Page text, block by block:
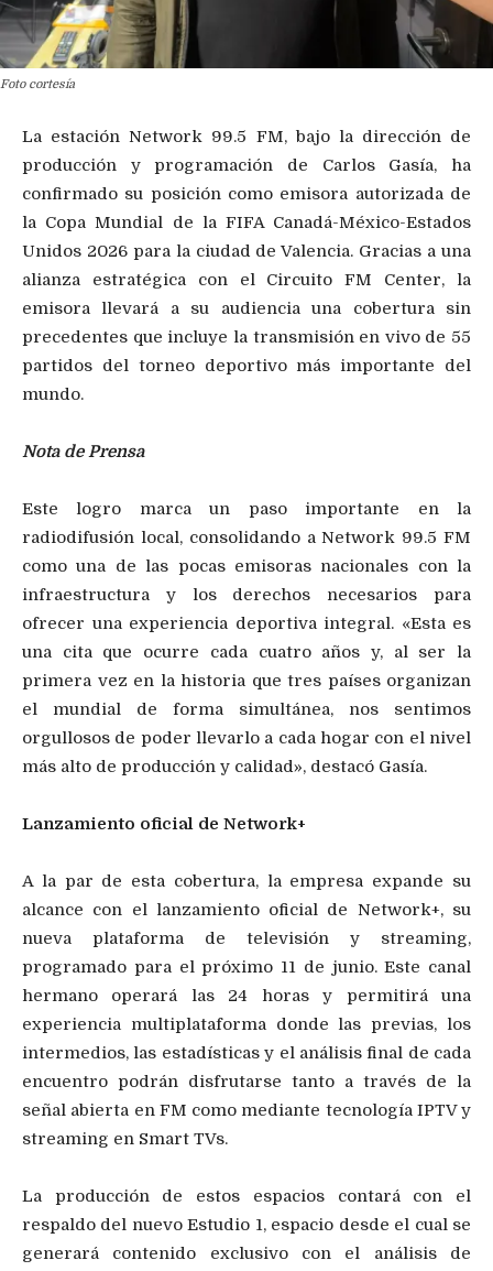
Foto cortesía
La estación Network 99.5 FM, bajo la dirección de
producción y programación de Carlos Gasía, ha
confirmado su posición como emisora autorizada de
la Copa Mundial de la FIFA Canadá-México-Estados
Unidos 2026 para la ciudad de Valencia. Gracias a una
alianza estratégica con el Circuito FM Center, la
emisora llevará a su audiencia una cobertura sin
precedentes que incluye la transmisión en vivo de 55
partidos del torneo deportivo más importante del
mundo.
Nota de Prensa
Este logro marca un paso importante en la
radiodifusión local, consolidando a Network 99.5 FM
como una de las pocas emisoras nacionales con la
infraestructura y los derechos necesarios para
ofrecer una experiencia deportiva integral. «Esta es
una cita que ocurre cada cuatro años y, al ser la
primera vez en la historia que tres países organizan
el mundial de forma simultánea, nos sentimos
orgullosos de poder llevarlo a cada hogar con el nivel
más alto de producción y calidad», destacó Gasía.
Lanzamiento oficial de Network+
A la par de esta cobertura, la empresa expande su
alcance con el lanzamiento oficial de Network+, su
nueva plataforma de televisión y streaming,
programado para el próximo 11 de junio. Este canal
hermano operará las 24 horas y permitirá una
experiencia multiplataforma donde las previas, los
intermedios, las estadísticas y el análisis final de cada
encuentro podrán disfrutarse tanto a través de la
señal abierta en FM como mediante tecnología IPTV y
streaming en Smart TVs.
La producción de estos espacios contará con el
respaldo del nuevo Estudio 1, espacio desde el cual se
generará contenido exclusivo con el análisis de